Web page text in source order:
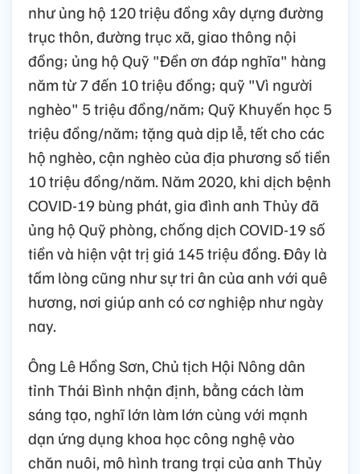
như ủng hộ 120 triệu đồng xây dựng đường
trục thôn, đường trục xã, giao thông nội
đồng; ủng hộ Quỹ "Đền ơn đáp nghĩa" hàng
năm từ 7 đến 10 triệu đồng; quỹ "Vì người
nghèo" 5 triệu đồng/năm; Quỹ Khuyến học 5
triệu đồng/năm; tặng quà dịp lễ, tết cho các
hộ nghèo, cận nghèo của địa phương số tiền
10 triệu đồng/năm. Năm 2020, khi dịch bệnh
COVID-19 bùng phát, gia đình anh Thủy đã
ủng hộ Quỹ phòng, chống dịch COVID-19 số
tiền và hiện vật trị giá 145 triệu đồng. Đây là
tấm lòng cũng như sự tri ân của anh với quê
hương, nơi giúp anh có cơ nghiệp như ngày
nay.
Ông Lê Hồng Sơn, Chủ tịch Hội Nông dân
tỉnh Thái Bình nhận định, bằng cách làm
sáng tạo, nghĩ lớn làm lớn cùng với mạnh
dạn ứng dụng khoa học công nghệ vào
chăn nuôi, mô hình trang trại của anh Thủy